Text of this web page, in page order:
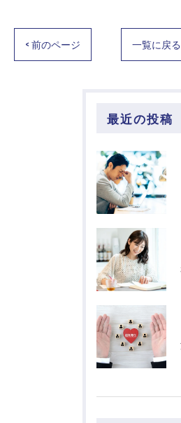
< 前のページ 一覧に戻る
最近の投稿